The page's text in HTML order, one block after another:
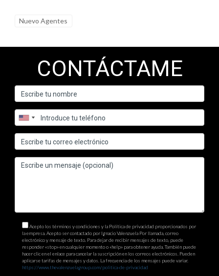
Valenzuela; él estará encantado de ayudarte con su
Nuevo Agentes
CONTÁCTAME
Acepto los términos y condiciones y la Política de privacidad proporcionados por
la empresa. Acepto ser contactado por Ignacio Valenzuela Por llamada, correo
electrónico y mensaje de texto. Para dejar de recibir mensajes de texto, puede
responder «stop» en cualquier momento o «help» para obtener ayuda. También puede
hacer clic en el enlace para cancelar la suscripción en los correos electrónicos. Pueden
aplicarse tarifas de mensajes y datos. La frecuencia de los mensajes puede variar.
https://www.thevalenzuelagroup.com/politica-de-privacidad